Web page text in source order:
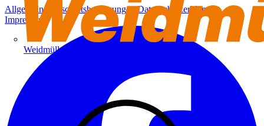
Weidmüller
Allgemeine GeschäftsbedingungenDatenschutzerklärung
Impressum